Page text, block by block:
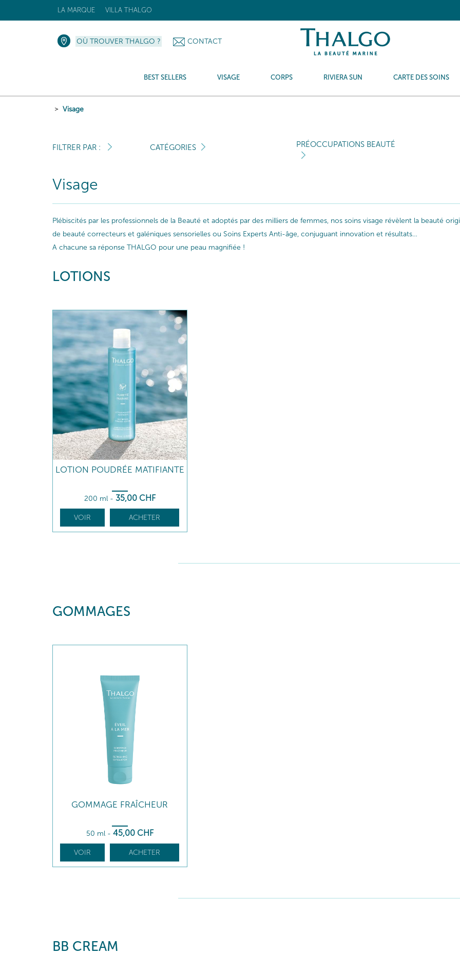
LA MARQUE VILLA THALGO
OÙ TROUVER THALGO ? CONTACT
BEST SELLERS VISAGE CORPS RIVIERA SUN CARTE DES SOINS
Visage
FILTRER PAR : CATÉGORIES PRÉOCCUPATIONS BEAUTÉ
Visage
Plébiscités par les professionnels de la Beauté et adoptés par des milliers de femmes, nos soins visage révèlent la beauté
de beauté correcteurs et galéniques sensorielles ou Soins Experts Anti-âge, conjuguant innovation et résultats…
A chacune sa réponse THALGO pour une peau magnifiée !
LOTIONS
LOTION POUDRÉE MATIFIANTE
200 ml - 35,00 CHF
VOIR ACHETER
GOMMAGES
GOMMAGE FRAÎCHEUR
50 ml - 45,00 CHF
VOIR ACHETER
BB CREAM